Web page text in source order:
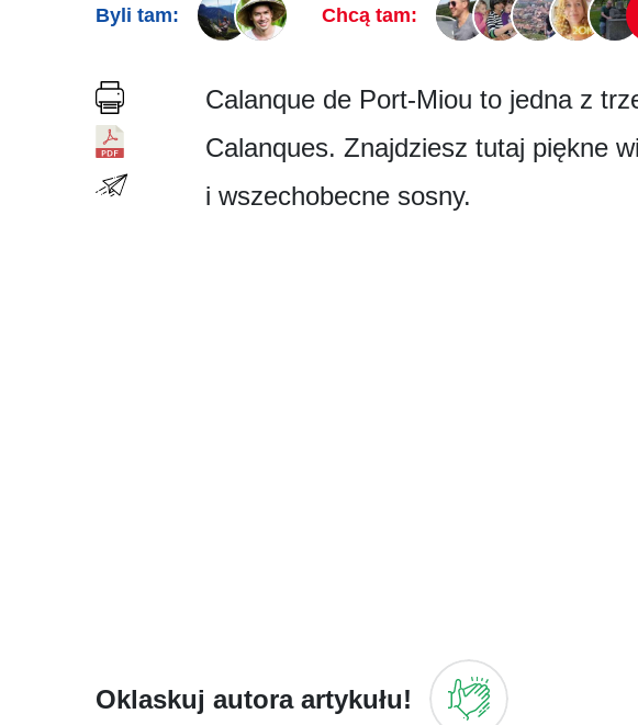
Byli tam: Chcą tam:
Calanque de Port-Miou to jedna z
Calanques. Znajdziesz tutaj piękne
i wszechobecne sos­ny.
Oklaskuj autora artykułu!